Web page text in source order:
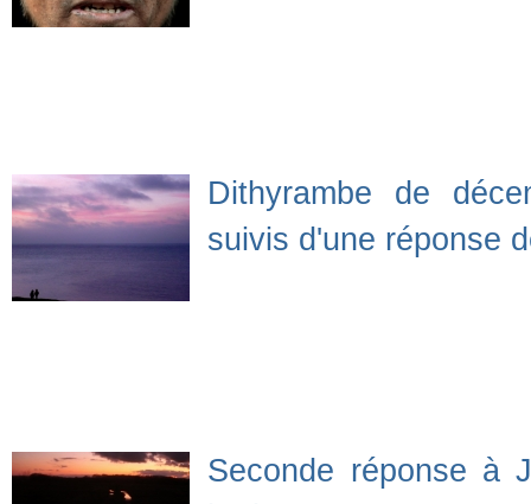
Dithyrambe de
suivis d'une réponse
Seconde réponse à